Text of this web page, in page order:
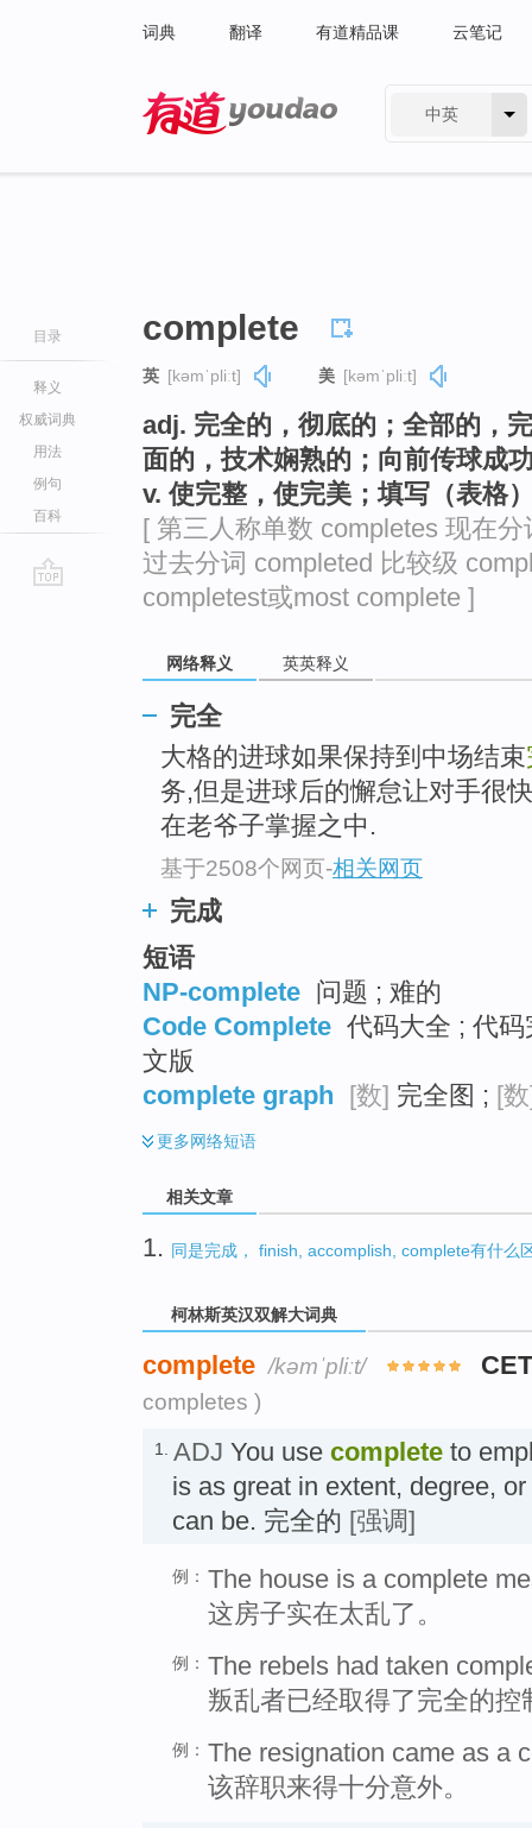
词典 翻译 有道精品课 云笔记
中英
目录
释义
权威词典
用法
例句
百科
complete
英 [kəmˈpliːt] 美 [kəmˈpliːt]
adj. 完全的，彻底的；全部的，
面的，技术娴熟的；向前传球成
v. 使完整，使完美；填写（表格
[ 第三人称单数 completes 现在
过去分词 completed 比较级
completest或most complete ]
网络释义 英英释义
完全
大格的进球如果保持到中场结束
务,但是进球后的懈怠让对手很
在老爷子掌握之中.
基于2508个网页-相关网页
完成
短语
NP-complete 问题 ; 难的
Code Complete 代码大全 ; 代
文版
complete graph [数] 完全图 ; [
更多网络短语
相关文章
1. 同是完成， finish, accomplish, complete有什么
柯林斯英汉双解大词典
complete /kəmˈpliːt/
completes )
1. ADJ You use complete to
is as great in extent, degree,
can be. 完全的 [强调]
例： The house is a complete
这房子实在太乱了。
例： The rebels had taken
叛乱者已经取得了完全的控
例： The resignation came as a
该辞职来得十分意外。